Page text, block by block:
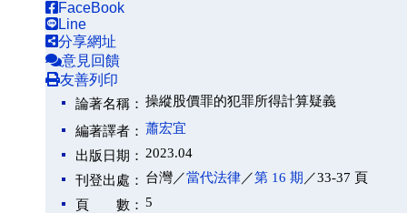
FaceBook
Line
分享網址
意見回饋
友善列印
論著名稱： 操縱股價罪的犯罪所得計算疑義
編著譯者： 蕭宏宜
出版日期： 2023.04
刊登出處： 台灣／當代法律／第 16 期 ／33-37 頁
頁 數： 5